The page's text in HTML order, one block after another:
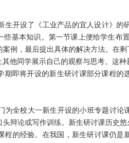
开设了《工业产品的宜人设计》的
些基本知识。第一节课上便给学生布
例，最后提出具体的解决方法。在
他同学展示自己的观察与思考。这
期即将开设的新生研讨课部分课程的
全校大一新生开设的小班专题讨论
辩论或写作训练。新生研讨课历史
程的经验。在我国，新生研讨课仍